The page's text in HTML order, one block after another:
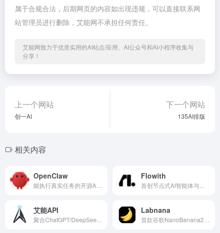
属于合规合法，后期网页的内容如出现违规，可以直接联系网
站管理员进行删除，艾能网不承担任何责任。
艾能网致力于优质实用的AI站点/应用、AI公众号和AI小程序收集与
分享！
上一个网站
创一AI
下一个网站
135AI排版
相关内容
OpenClaw Flowith
艾能API Labnana